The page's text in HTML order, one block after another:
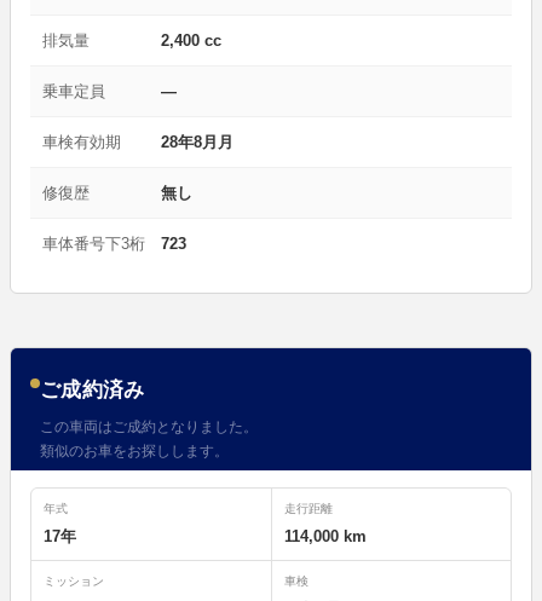
排気量 2,400 cc
乗車定員 —
車検有効期 28年8月月
修復歴 無し
車体番号下3桁 723
ご成約済み
この車両はご成約となりました。
類似のお車をお探しします。
年式
17年
走行距離
114,000 km
ミッション 車検